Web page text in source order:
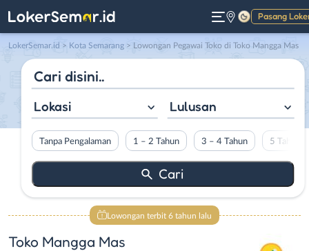
Pasang
Gelap
LokerSemar.id > Kota Semarang > Lowongan Pegawai Toko di Toko Mangga Mas
Lokasi Lulusan
Tanpa Pengalaman 1 – 2 Tahun 3 – 4 Tahun 5 Tahun
Lowongan terbit 6 tahun lalu
Toko Mangga Mas